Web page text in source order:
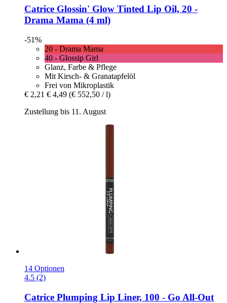
Catrice Glossin' Glow Tinted Lip Oil, 20 -​
Drama Mama (4 ml)
-51%
20 - Drama Mama
40 - Glossip Girl
Glanz, Farbe & Pflege
Mit Kirsch- & Granatapfelöl
Frei von Mikroplastik
€ 2,21 € 4,49 (€ 552,50 / l)
Zustellung bis 11. August
14 Optionen
4.5 (2)
Catrice Plumping Lip Liner, 100 -​ Go All-​Out